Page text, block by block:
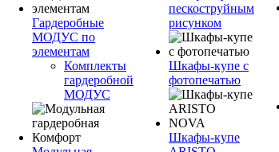
Гардеробные
МОДУС по
элементам
Комплекты
гардеробной
МОДУС
пескоструйным
рисунком
Шкафы-купе с
фотопечатью
Шкафы-купе